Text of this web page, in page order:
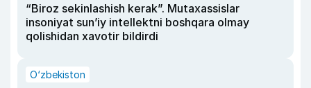
“Biroz sekinlashish kerak”. Mutaxassislar
insoniyat sun’iy intellektni boshqara olmay
qolishidan xavotir bildirdi
O‘zbekiston